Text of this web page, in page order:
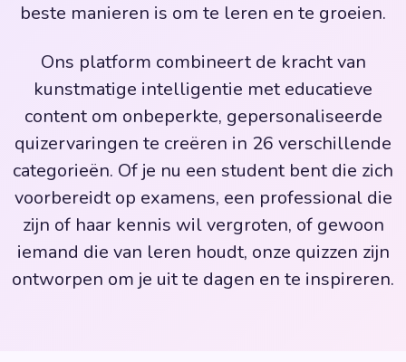
beste manieren is om te leren en te groeien.
Ons platform combineert de kracht van
kunstmatige intelligentie met educatieve
content om onbeperkte, gepersonaliseerde
quizervaringen te creëren in 26 verschillende
categorieën. Of je nu een student bent die zich
voorbereidt op examens, een professional die
zijn of haar kennis wil vergroten, of gewoon
iemand die van leren houdt, onze quizzen zijn
ontworpen om je uit te dagen en te inspireren.